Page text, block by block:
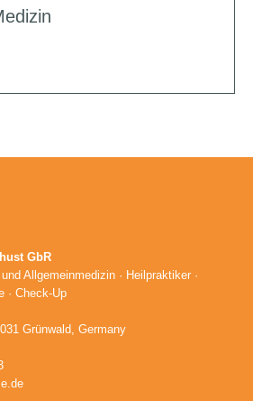
GbR
Allgemeinmedizin · Heilpraktiker ·
· Check-Up
Grünwald, Germany